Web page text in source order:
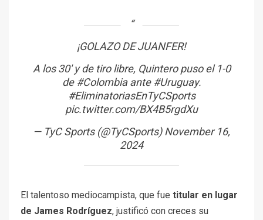
¡GOLAZO DE JUANFER!
A los 30′ y de tiro libre, Quintero puso el 1-0
de #Colombiaante #Uruguay.
#EliminatoriasEnTyCSports
pic.twitter.com/BX4B5rgdXu
— TyC Sports (@TyCSports)November 16,
2024
El talentoso mediocampista, que fue titular en lugar
de James Rodríguez, justificó con creces su